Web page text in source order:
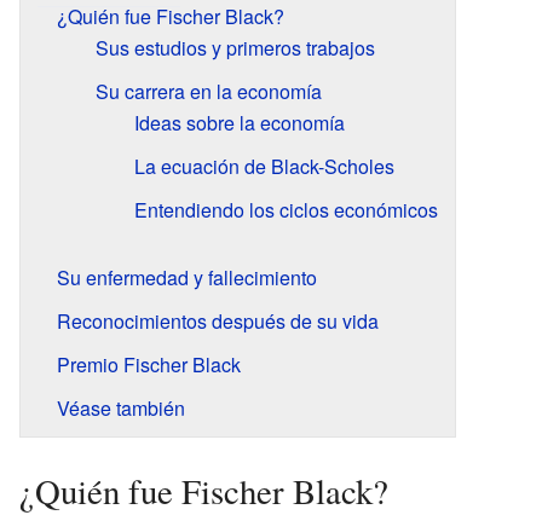
¿Quién fue Fischer Black?
Sus estudios y primeros trabajos
Su carrera en la economía
Ideas sobre la economía
La ecuación de Black-Scholes
Entendiendo los ciclos económicos
Su enfermedad y fallecimiento
Reconocimientos después de su vida
Premio Fischer Black
Véase también
¿Quién fue Fischer Black?